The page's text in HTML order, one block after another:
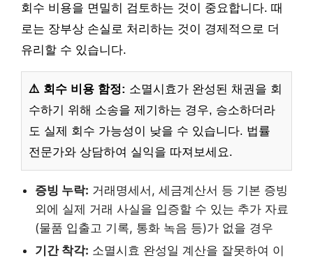
회수 비용을 면밀히 검토하는 것이 중요합니다. 때
로는 장부상 손실로 처리하는 것이 경제적으로 더
유리할 수 있습니다.
⚠️ 회수 비용 함정: 소멸시효가 완성된 채권을 회
수하기 위해 소송을 제기하는 경우, 승소하더라
도 실제 회수 가능성이 낮을 수 있습니다. 법률
전문가와 상담하여 실익을 따져보세요.
증빙 누락: 거래명세서, 세금계산서 등 기본 증빙
외에 실제 거래 사실을 입증할 수 있는 추가 자료
(물품 입출고 기록, 통화 녹음 등)가 없을 경우
기간 착각: 소멸시효 완성일 계산을 잘못하여 이